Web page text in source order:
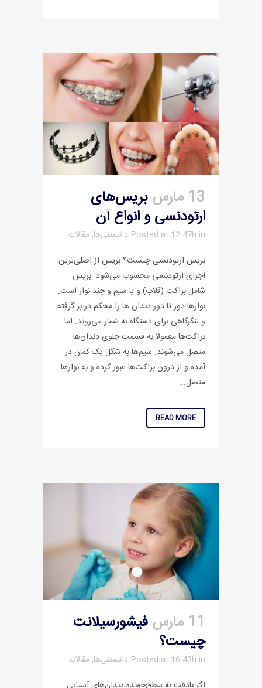
13 مارس
بریس‌های
ارتودنسی و انواع آن
Posted at 12:47h in دانستنی‌ها,مقالات
بریس ارتودنسی چیست؟ بریس از اصلی‌ترین
اجزای ارتودنسی محسوب می‌شود. بریس
شامل براکت (قلاب) و یا سیم و چند نوار است.
نوارها دور تا دور دندان ها را محکم در بر گرفته
و لنگرگاهی برای دستگاه به شمار می‌روند. اما
براکت‌ها معمولا به قسمت جلوی دندان‌ها
متصل می‌شوند. سیم‌ها به شکل یک کمان در
آمده و از درون براکت‌ها عبور کرده و به نوارها
متصل...
READ MORE
11 مارس
فیشورسیلانت
چیست؟
Posted at 16:43h in دانستنی‌ها,مقالات